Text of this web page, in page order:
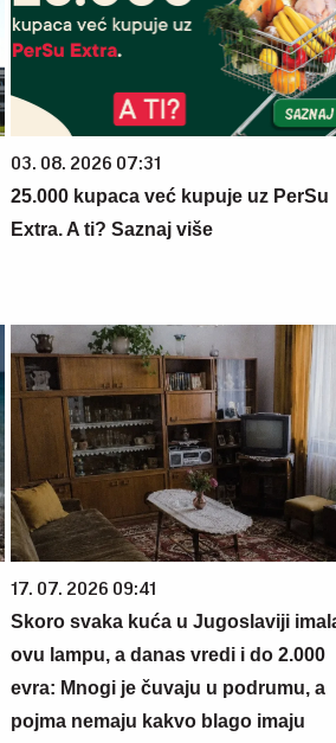
03. 08. 2026 07:31
25.000 kupaca već kupuje uz PerSu
Extra. A ti? Saznaj više
17. 07. 2026 09:41
Skoro svaka kuća u Jugoslaviji
ovu lampu, a danas vredi i do 2.000
evra: Mnogi je čuvaju u podrumu, a
pojma nemaju kakvo blago imaju